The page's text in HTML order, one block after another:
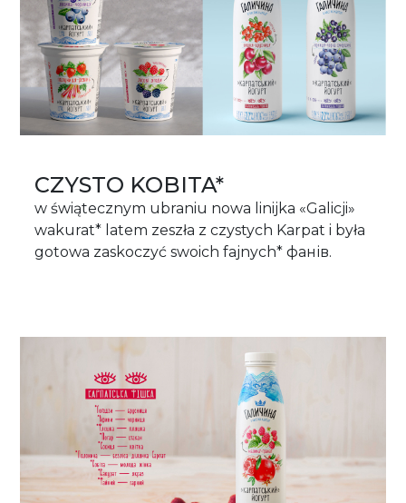
CZYSTO KOBITA*
w świątecznym ubraniu nowa linijka «Galicji»
wakurat* latem zeszła z czystych Karpat i była
gotowa zaskoczyć swoich fajnych* фанів.